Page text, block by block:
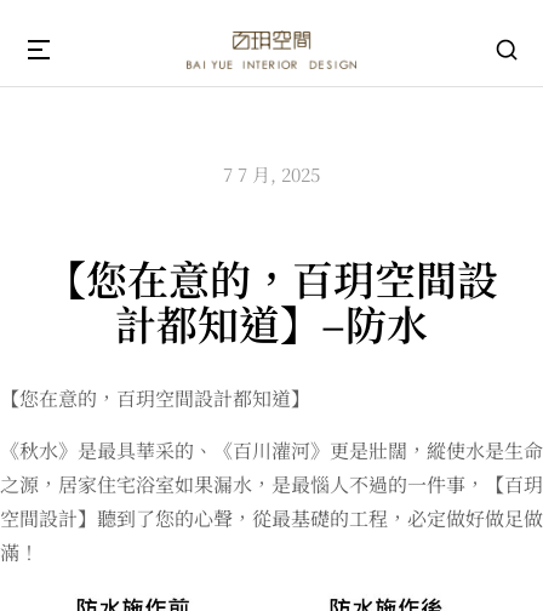
7 7 月, 2025
【您在意的，百玥空間設
計都知道】–防水
【您在意的，百玥空間設計都知道】
《秋水》是最具華采的、《百川灌河》更是壯闊，縱使水是生命
之源，居家住宅浴室如果漏水，是最惱人不過的一件事，【百玥
空間設計】聽到了您的心聲，從最基礎的工程，必定做好做足做
滿！